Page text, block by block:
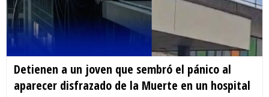
Detienen a un joven que sembró el pánico al
aparecer disfrazado de la Muerte en un hospital